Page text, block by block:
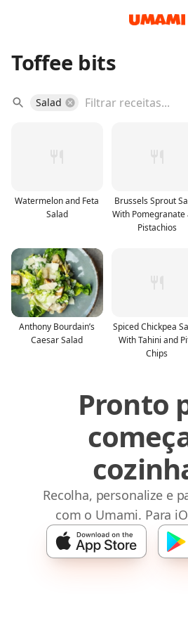
Toffee bits
Salad
Watermelon and Feta
Salad
Brussels Sprout
With Pomegranate
Pistachios
Anthony Bourdain’s
Caesar Salad
Spiced Chickpea
With Tahini and
Chips
Pronto
Recolha, personalize e
com o Umami. Para